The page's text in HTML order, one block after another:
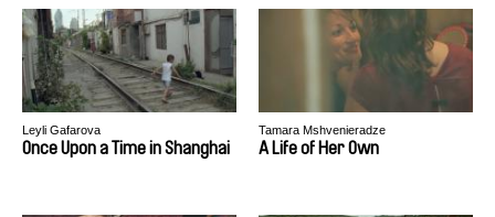
Leyli Gafarova
Once Upon a Time in Shanghai
Tamara Mshvenieradze
A Life of Her Own